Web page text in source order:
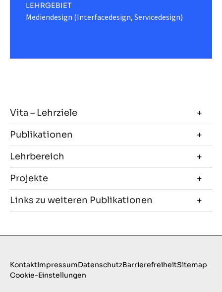
LEHRGEBIET
Mediendesign (Interfacedesign, Servicedesign)
Vita – Lehrziele
Publikationen
Lehrbereich
Projekte
Links zu weiteren Publikationen
KontaktImpressumDatenschutzBarrierefreiheitSitemap
Cookie-Einstellungen